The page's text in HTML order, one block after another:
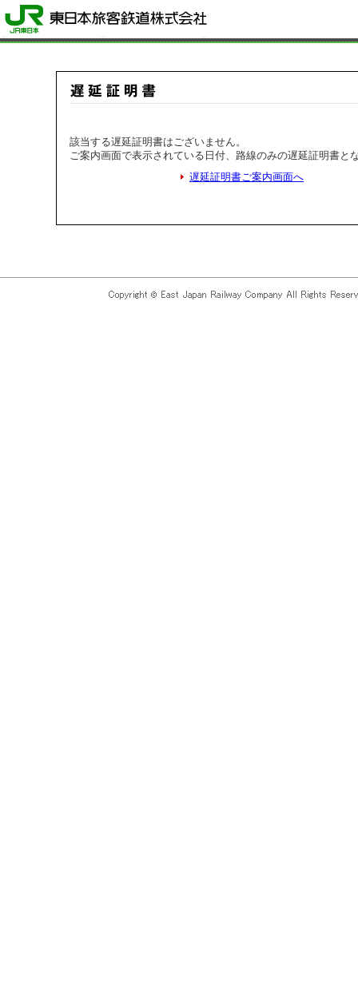
該当する遅延証明書はございません。
ご案内画面で表示されている日付、路線のみの遅延証明書と
遅延証明書ご案内画面へ